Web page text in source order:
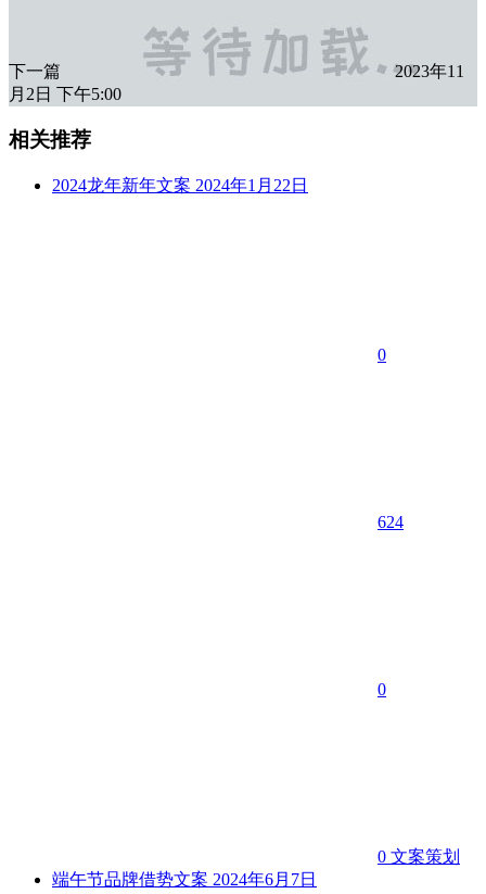
下一篇
2023年11
月2日 下午5:00
相关推荐
2024龙年新年文案 2024年1月22日
0
624
0
0 文案策划
端午节品牌借势文案 2024年6月7日